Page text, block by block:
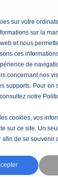
sur votre
sur la
et nous
ces
de
concernant nos
supports. Pour en
notre
cookies, vos
sur ce site. Un
de se souvenir
Série